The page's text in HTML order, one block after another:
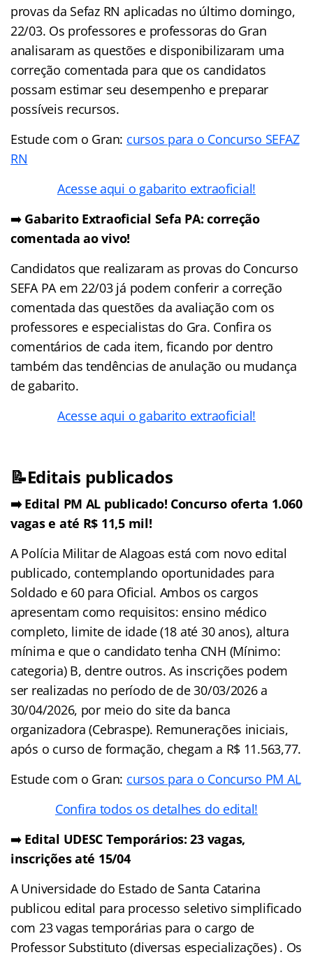
provas da Sefaz RN aplicadas no último domingo,
22/03. Os professores e professoras do Gran
analisaram as questões e disponibilizaram uma
correção comentada para que os candidatos
possam estimar seu desempenho e preparar
possíveis recursos.
Estude com o Gran: cursos para o Concurso SEFAZ
RN
Acesse aqui o gabarito extraoficial!
➡️ Gabarito Extraoficial Sefa PA: correção
comentada ao vivo!
Candidatos que realizaram as provas do Concurso
SEFA PA em 22/03 já podem conferir a correção
comentada das questões da avaliação com os
professores e especialistas do Gra. Confira os
comentários de cada item, ficando por dentro
também das tendências de anulação ou mudança
de gabarito.
Acesse aqui o gabarito extraoficial!
📝Editais publicados
➡️ Edital PM AL publicado! Concurso oferta 1.060
vagas e até R$ 11,5 mil!
A Polícia Militar de Alagoas está com novo edital
publicado, contemplando oportunidades para
Soldado e 60 para Oficial. Ambos os cargos
apresentam como requisitos: ensino médico
completo, limite de idade (18 até 30 anos), altura
mínima e que o candidato tenha CNH (Mínimo:
categoria) B, dentre outros. As inscrições podem
ser realizadas no período de de 30/03/2026 a
30/04/2026, por meio do site da banca
organizadora (Cebraspe). Remunerações iniciais,
após o curso de formação, chegam a R$ 11.563,77.
Estude com o Gran: cursos para o Concurso PM AL
Confira todos os detalhes do edital!
➡️ Edital UDESC Temporários: 23 vagas,
inscrições até 15/04
A Universidade do Estado de Santa Catarina
publicou edital para processo seletivo simplificado
com 23 vagas temporárias para o cargo de
Professor Substituto (diversas especializações) . Os